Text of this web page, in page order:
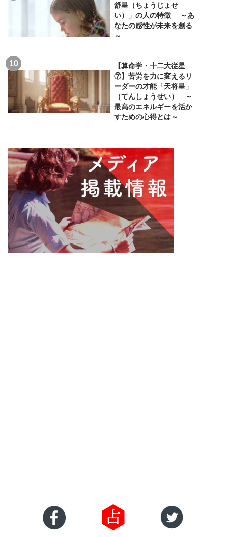
舒星（ちょうじょせ
い）」の人の特徴 ～あ
なたの感性が未来を創る
～
【算命学・十二大従星
⑦】苦労を力に変えるリ
ーダーの才能「天将星」
（てんしょうせい） ～
最高のエネルギーを活か
すための心得とは～